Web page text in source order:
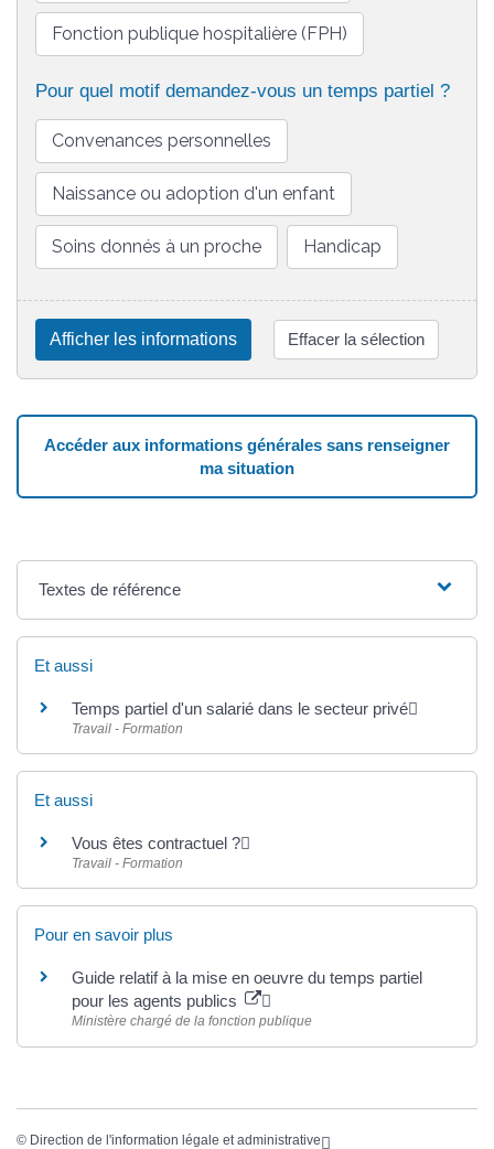
Fonction publique hospitalière (FPH)
Pour quel motif demandez-vous un temps partiel ?
Convenances personnelles
Naissance ou adoption d'un enfant
Soins donnés à un proche Handicap
Afficher les informations Effacer la sélection
Accéder aux informations générales sans renseigner
ma situation
Textes de référence
Et aussi
Temps partiel d'un salarié dans le secteur privé
Travail - Formation
Et aussi
Vous êtes contractuel ?
Travail - Formation
Pour en savoir plus
Guide relatif à la mise en oeuvre du temps partiel
pour les agents publics
Ministère chargé de la fonction publique
© Direction de l'information légale et administrative